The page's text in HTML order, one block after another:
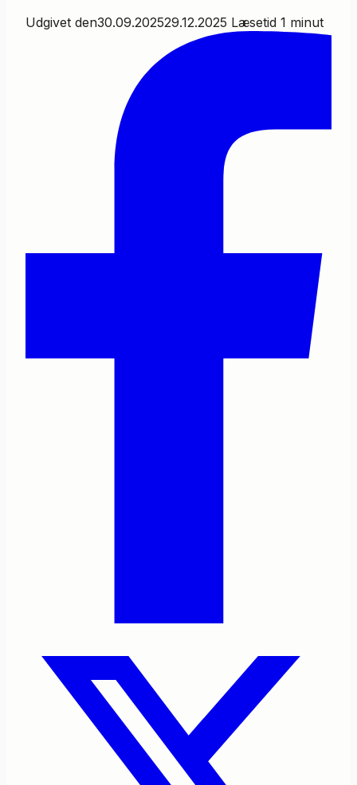
Udgivet den30.09.202529.12.2025 Læsetid 1 minut